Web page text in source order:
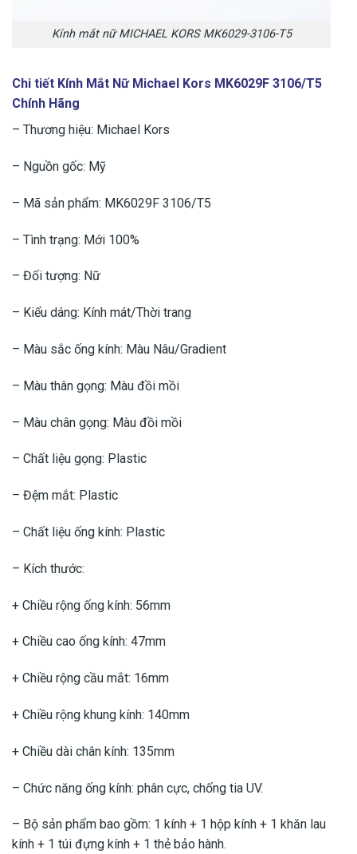
Kính mắt nữ MICHAEL KORS MK6029-3106-T5
Chi tiết Kính Mắt Nữ Michael Kors MK6029F 3106/T5
Chính Hãng
– Thương hiệu: Michael Kors
– Nguồn gốc: Mỹ
– Mã sản phẩm: MK6029F 3106/T5
– Tình trạng: Mới 100%
– Đối tượng: Nữ
– Kiểu dáng: Kính mát/Thời trang
– Màu sắc ống kính: Màu Nâu/Gradient
– Màu thân gọng: Màu đồi mồi
– Màu chân gọng: Màu đồi mồi
– Chất liệu gọng: Plastic
– Đệm mắt: Plastic
– Chất liệu ống kính: Plastic
– Kích thước:
+ Chiều rộng ống kính: 56mm
+ Chiều cao ống kính: 47mm
+ Chiều rộng cầu mắt: 16mm
+ Chiều rộng khung kính: 140mm
+ Chiều dài chân kính: 135mm
– Chức năng ống kính: phân cực, chống tia UV.
– Bộ sản phẩm bao gồm: 1 kính + 1 hộp kính + 1 khăn lau
kính + 1 túi đựng kính + 1 thẻ bảo hành.